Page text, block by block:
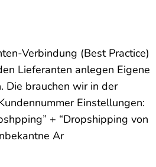
Verbindung (Best Practice)
Lieferanten anlegen Eigene
Die brauchen wir in der
Einstellungen:
+ “Dropshipping von
Ar